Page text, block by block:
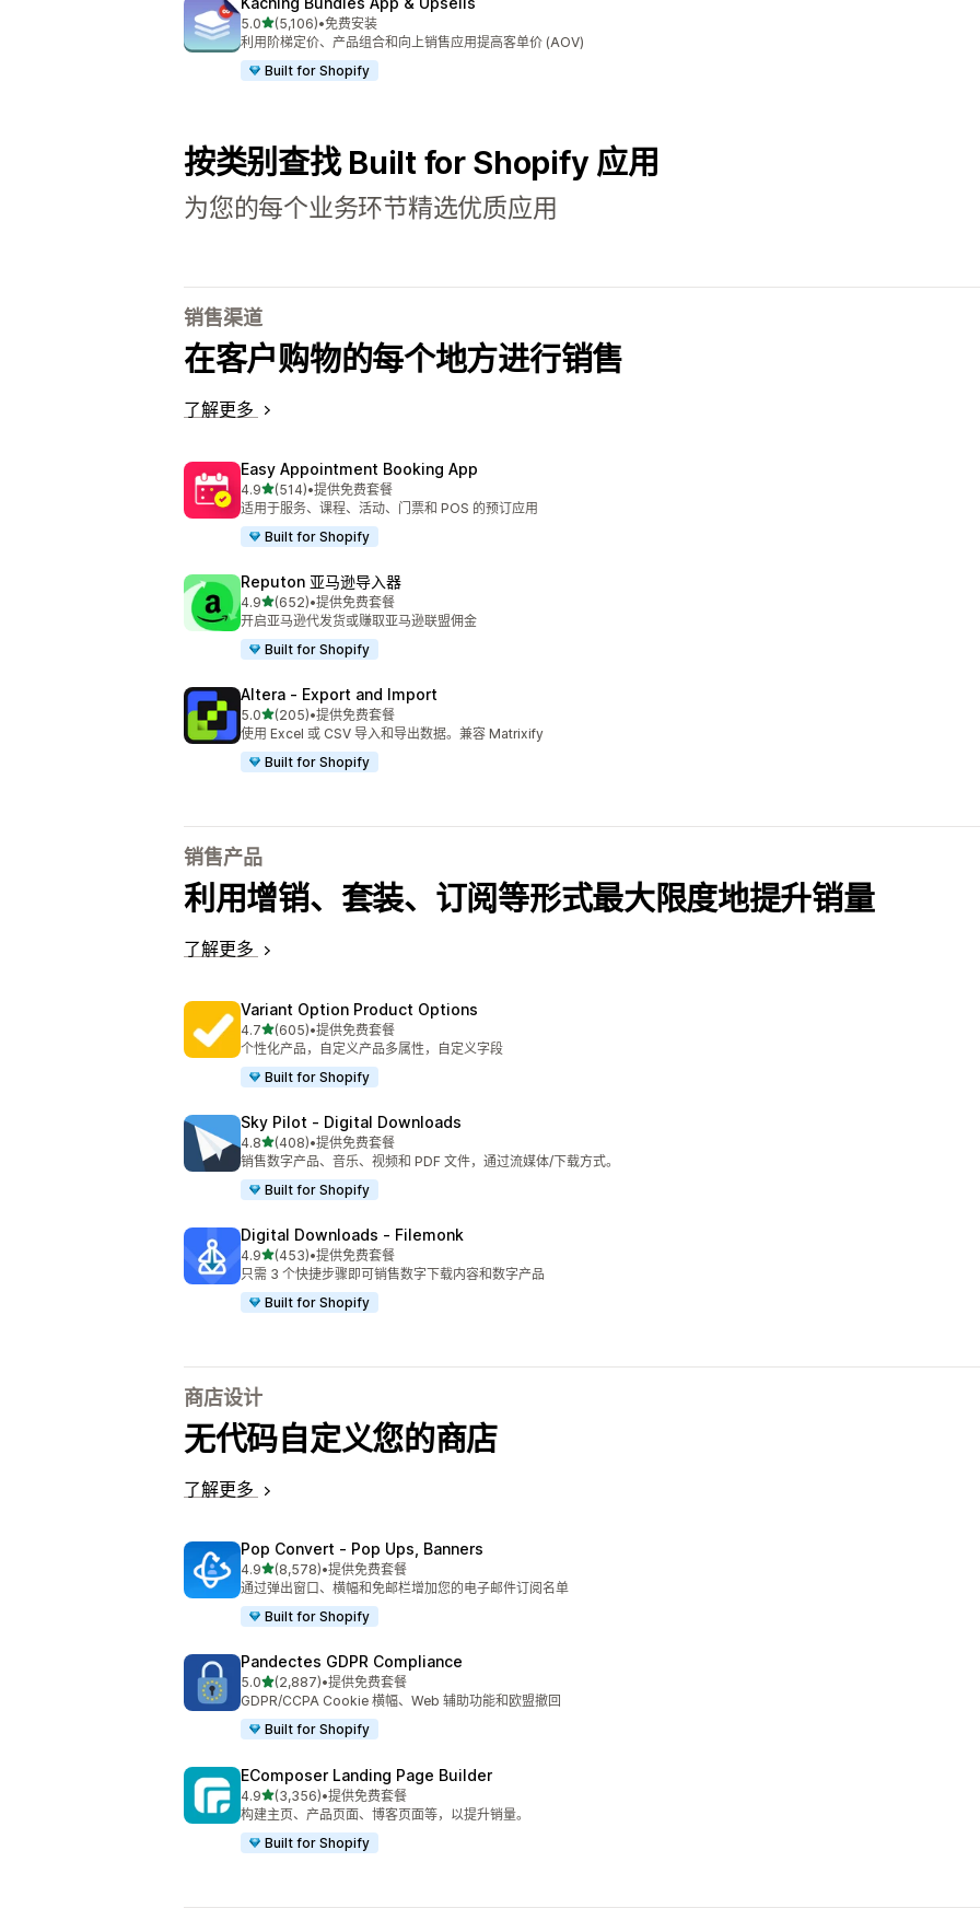
5.0星（满分 5 星）
(5,106)
总共 5106 条评论
•免费安装
利用阶梯定价、产品组合和向上销售应用提高客单价 (AOV)
Built for Shopify
按类别查找 Built for Shopify 应用
为您的每个业务环节精选优质应用
销售渠道
在客户购物的每个地方进行销售
了解更多
Easy Appointment Booking App
4.9星（满分 5 星）
(514)
总共 514 条评论
•提供免费套餐
适用于服务、课程、活动、门票和 POS 的预订应用
Built for Shopify
Reputon 亚马逊导入器
4.9星（满分 5 星）
(652)
总共 652 条评论
•提供免费套餐
开启亚马逊代发货或赚取亚马逊联盟佣金
Built for Shopify
Altera ‑ Export and Import
5.0星（满分 5 星）
(205)
总共 205 条评论
•提供免费套餐
使用 Excel 或 CSV 导入和导出数据。兼容 Matrixify
Built for Shopify
销售产品
利用增销、套装、订阅等形式最大限度地提升销量
了解更多
Variant Option Product Options
4.7星（满分 5 星）
(605)
总共 605 条评论
•提供免费套餐
个性化产品，自定义产品多属性，自定义字段
Built for Shopify
Sky Pilot ‑ Digital Downloads
4.8星（满分 5 星）
(408)
总共 408 条评论
•提供免费套餐
销售数字产品、音乐、视频和 PDF 文件，通过流媒体/下载方式。
Built for Shopify
Digital Downloads ‑ Filemonk
4.9星（满分 5 星）
(453)
总共 453 条评论
•提供免费套餐
只需 3 个快捷步骤即可销售数字下载内容和数字产品
Built for Shopify
商店设计
无代码自定义您的商店
了解更多
Pop Convert ‑ Pop Ups, Banners
4.9星（满分 5 星）
(8,578)
总共 8578 条评论
•提供免费套餐
通过弹出窗口、横幅和免邮栏增加您的电子邮件订阅名单
Built for Shopify
Pandectes GDPR Compliance
5.0星（满分 5 星）
(2,887)
总共 2887 条评论
•提供免费套餐
GDPR/CCPA Cookie 横幅、Web 辅助功能和欧盟撤回
Built for Shopify
EComposer Landing Page Builder
4.9星（满分 5 星）
(3,356)
总共 3356 条评论
•提供免费套餐
构建主页、产品页面、博客页面等，以提升销量。
Built for Shopify